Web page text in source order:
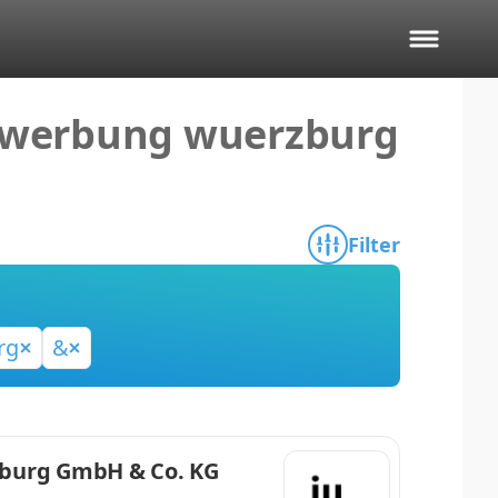
wuerzburg
Filter
&
GmbH & Co. KG